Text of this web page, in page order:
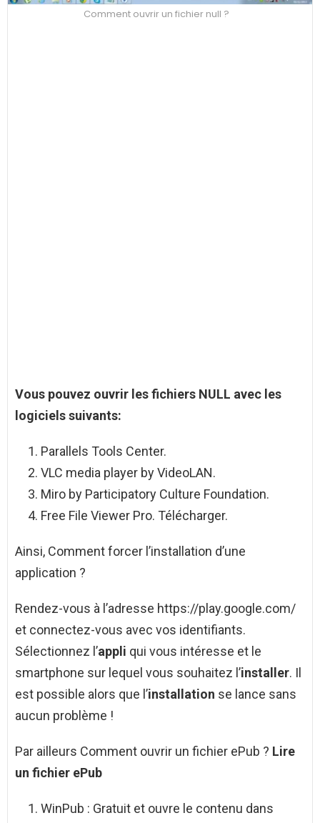
Comment ouvrir un fichier null ?
Vous pouvez ouvrir lesfichiers NULL avec les
logiciels suivants:
Parallels Tools Center.
VLC media player by VideoLAN.
Miro by Participatory Culture Foundation.
Free File Viewer Pro. Télécharger.
Ainsi, Comment forcer l’installation d’une
application ?
Rendez-vous à l’adresse https://play.google.com/
et connectez-vous avec vos identifiants.
Sélectionnez l’appli qui vous intéresse et le
smartphone sur lequel vous souhaitez l’installer. Il
est possible alors que l’installation se lance sans
aucun problème !
Par ailleurs Comment ouvrir un fichier ePub ? Lire
un fichier ePub
WinPub : Gratuit et ouvre le contenu dans